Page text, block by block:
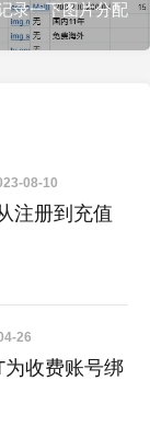
录一下图片分配
08-10
注册到充值
26
收费账号绑